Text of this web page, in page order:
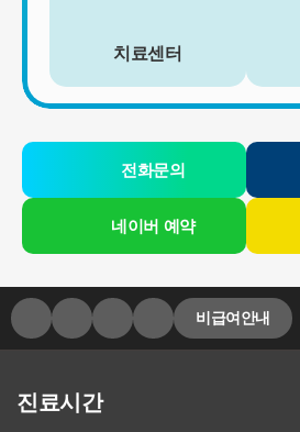
치료센터
전화문의
네이버 예약
비급여안내
진료시간
또는 제공받은 목적이 달성된 경우에도 상
여 보존할 필요성이 있는 경우에는 귀하의
습니다.
- 소비자의 불만 또는 분쟁처리에 관한 기
- 신용정보의 수집/처리 및 이용 등에 관한
용 및 보호에 관한 법률)
- 웹사이트 방문에 관한 기록 : 3개월 (통신
[상담신청정보]
수집일로부터 5년 혹은 상담 목적 달성시
존할 필요성이 있는 경우에는 귀하의 개인
- 소비자의 불만 또는 분쟁처리에 관한 기
용 및 보호에 관한 법률)